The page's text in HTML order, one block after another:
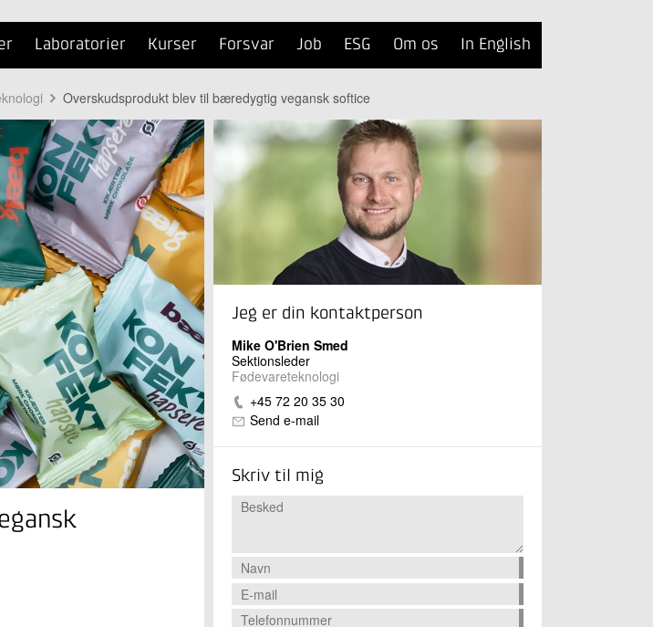
Laboratorier Kurser Forsvar Job ESG Om os In English
Overskudsprodukt blev til bæredygtig vegansk softice
Jeg er din kontaktperson
Mike O'Brien Smed
Sektionsleder
Fødevareteknologi
+45 72 20 35 30
Send e-mail
Skriv til mig